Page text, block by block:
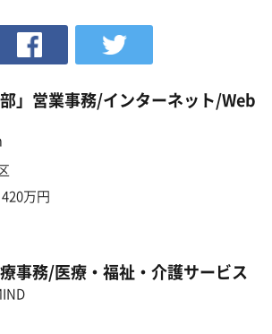
部」営業事務/インターネット/Web
万円
事務/医療・福祉・介護サービス